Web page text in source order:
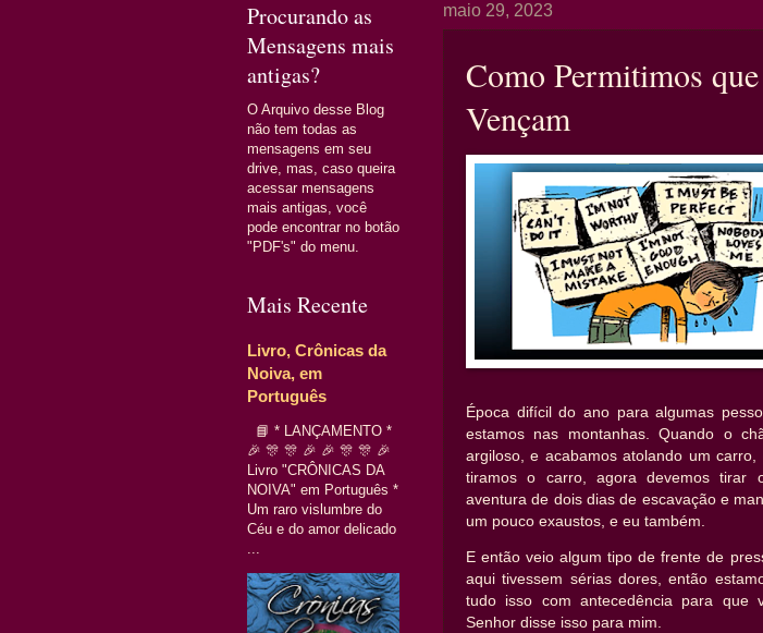
maio 29, 2023
Como Permitimos
Vençam
Época difícil do ano para algumas
estamos nas montanhas. Quando o
argiloso, e acabamos atolando um
tiramos o carro, agora devemos tirar
aventura de dois dias de escavação e
um pouco exaustos, e eu também.
E então veio algum tipo de frente de
aqui tivessem sérias dores, então
tudo isso com antecedência para que
Senhor disse isso para mim.
Procurando as
Mensagens mais
antigas?
O Arquivo desse Blog
não tem todas as
mensagens em seu
drive, mas, caso queira
acessar mensagens
mais antigas, você
pode encontrar no botão
"PDF's" do menu.
Mais Recente
Livro, Crônicas da
Noiva, em
Português
📘 * LANÇAMENTO *
🎉 🎊 🎊 🎉 🎉 🎊 🎊 🎉
Livro "CRÔNICAS DA
NOIVA" em Português *
Um raro vislumbre do
Céu e do amor delicado